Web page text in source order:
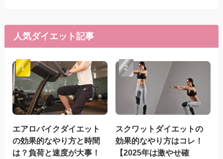
人気ダイエット記事
エアロバイクダイエット
の効果的なやり方と時間
は？負荷と速度が大事！
スクワットダイエットの
効果的なやり方はコレ！
【2025年は激やせ確